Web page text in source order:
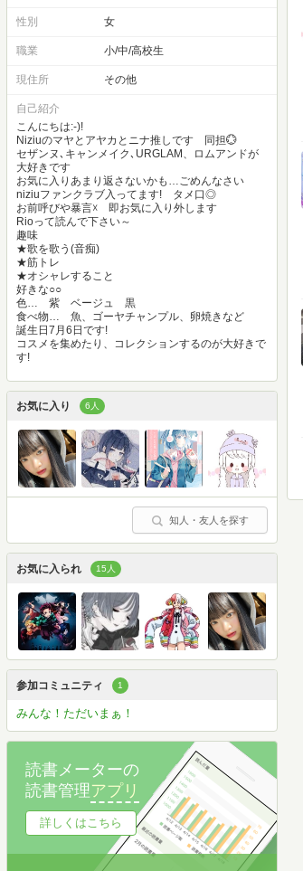
性別 女
職業 小/中/高校生
現住所 その他
自己紹介
こんにちは:-)!
Niziuのマヤとアヤカとニナ推しです 同担💮
セザンヌ､キャンメイク､URGLAM、ロムアンドが
大好きです
お気に入りあまり返さないかも…ごめんなさい
niziuファンクラブ入ってます! タメ口◎
お前呼びや暴言☓ 即お気に入り外します
Rioって読んで下さい～
趣味
★歌を歌う(音痴)
★筋トレ
★オシャレすること
好きな○○
色… 紫 ベージュ 黒
食べ物… 魚、ゴーヤチャンプル、卵焼きなど
誕生日7月6日です!
コスメを集めたり、コレクションするのが大好きで
す!
お気に入り 6人
知人・友人を探す
お気に入られ 15人
参加コミュニティ 1
みんな！ただいまぁ！
読書メーターの
読書管理アプリ
詳しくはこちら